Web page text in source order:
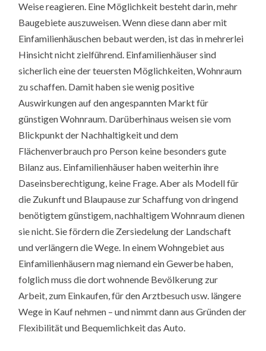
Weise reagieren. Eine Möglichkeit besteht darin, mehr
Baugebiete auszuweisen. Wenn diese dann aber mit
Einfamilienhäuschen bebaut werden, ist das in mehrerlei
Hinsicht nicht zielführend. Einfamilienhäuser sind
sicherlich eine der teuersten Möglichkeiten, Wohnraum
zu schaffen. Damit haben sie wenig positive
Auswirkungen auf den angespannten Markt für
günstigen Wohnraum. Darüberhinaus weisen sie vom
Blickpunkt der Nachhaltigkeit und dem
Flächenverbrauch pro Person keine besonders gute
Bilanz aus. Einfamilienhäuser haben weiterhin ihre
Daseinsberechtigung, keine Frage. Aber als Modell für
die Zukunft und Blaupause zur Schaffung von dringend
benötigtem günstigem, nachhaltigem Wohnraum dienen
sie nicht. Sie fördern die Zersiedelung der Landschaft
und verlängern die Wege. In einem Wohngebiet aus
Einfamilienhäusern mag niemand ein Gewerbe haben,
folglich muss die dort wohnende Bevölkerung zur
Arbeit, zum Einkaufen, für den Arztbesuch usw. längere
Wege in Kauf nehmen – und nimmt dann aus Gründen der
Flexibilität und Bequemlichkeit das Auto.